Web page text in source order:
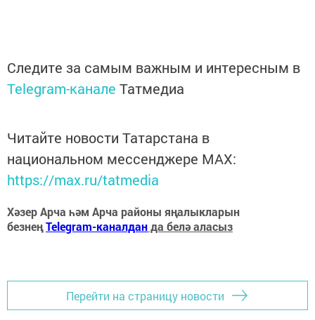
Следите за самым важным и интересным в
Telegram-канале Татмедиа
Читайте новости Татарстана в
национальном мессенджере MАХ:
https://max.ru/tatmedia
Хәзер Арча һәм Арча районы яңалыкларын
безнеңTelegram-каналданда белә аласыз
Перейти на страницу новости